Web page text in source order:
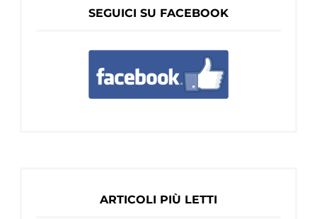
SEGUICI SU FACEBOOK
ARTICOLI PIÙ LETTI